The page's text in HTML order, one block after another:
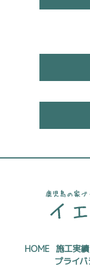
HOME 施工実績
プライ